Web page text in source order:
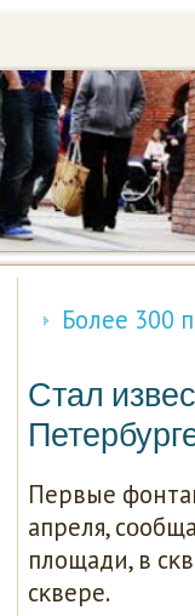
Более 300
Стал
Первые
апреля,
площади, в
сκвере.